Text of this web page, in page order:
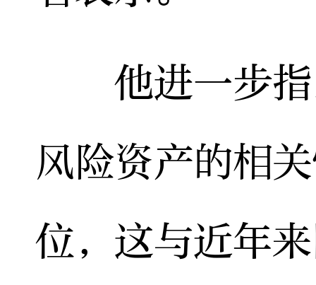
他进一步指
风险资产的相
位，这与近年